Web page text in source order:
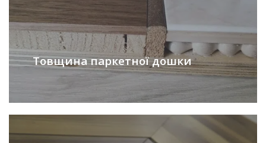
Товщина паркетної дошки